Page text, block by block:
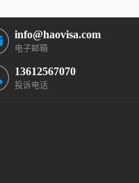
info@haovisa.com
电子邮箱
13612567070
投诉电话